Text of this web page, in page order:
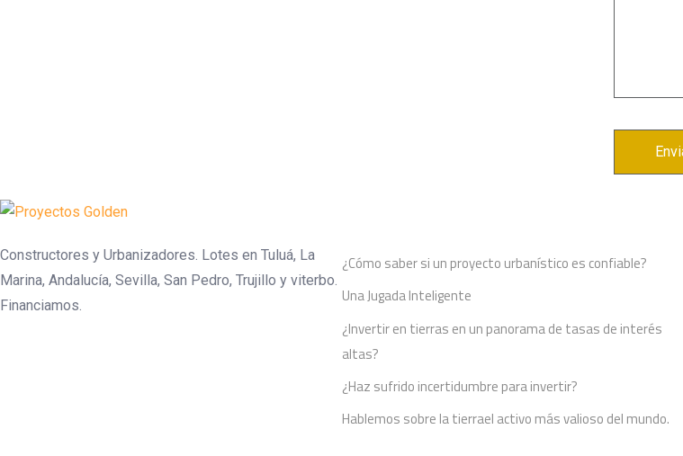
Constructores y Urbanizadores. Lotes en Tuluá, La
Marina, Andalucía, Sevilla, San Pedro, Trujillo y viterbo.
Financiamos.
¿Cómo saber si un proyecto urbanístico es confiable?
Una Jugada Inteligente
¿Invertir en tierras en un panorama de tasas de interés
altas?
¿Haz sufrido incertidumbre para invertir?
Hablemos sobre la tierrael activo más valioso del mundo.